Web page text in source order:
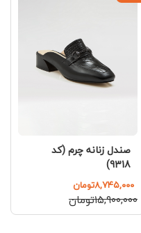
صندل زنانه چرم (کد
9318)
۸,۷۴۵,۰۰۰تومان
۱۵,۹۰۰,۰۰۰تومان